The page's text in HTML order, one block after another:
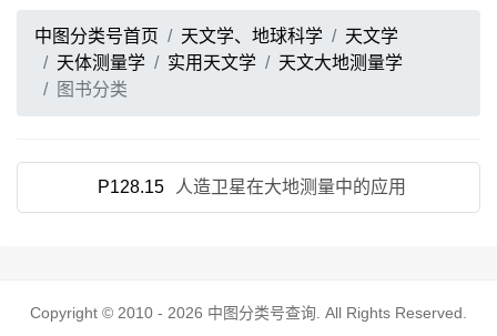
中图分类号首页 天文学、地球科学
天文学
天体测量学
实用天文学
天文大地测量学
图书分类
P128.15 人造卫星在大地测量中的应用
Copyright © 2010 - 2026 中图分类号查询 . All Rights Reserved.